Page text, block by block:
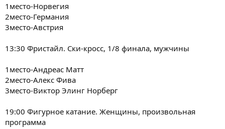
1место-Норвегия
2место-Германия
3место-Австрия
13:30 Фристайл. Ски-кросс, 1/8 финала, мужчины
1место-Андреас Матт
2место-Алекс Фива
3место-Виктор Элинг Норберг
19:00 Фигурное катание. Женщины, произвольная
программа